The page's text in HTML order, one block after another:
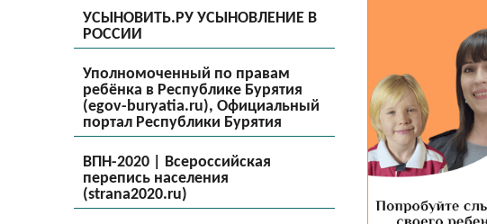
УСЫНОВИТЬ.РУ УСЫНОВЛЕНИЕ В
РОССИИ
Уполномоченный по правам
ребёнка в Республике Бурятия
(egov-buryatia.ru), Официальный
портал Республики Бурятия
ВПН-2020 | Всероссийская
перепись населения
(strana2020.ru)